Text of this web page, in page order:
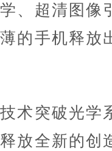
、超清图像
的手机释放
突破光学
放全新的创